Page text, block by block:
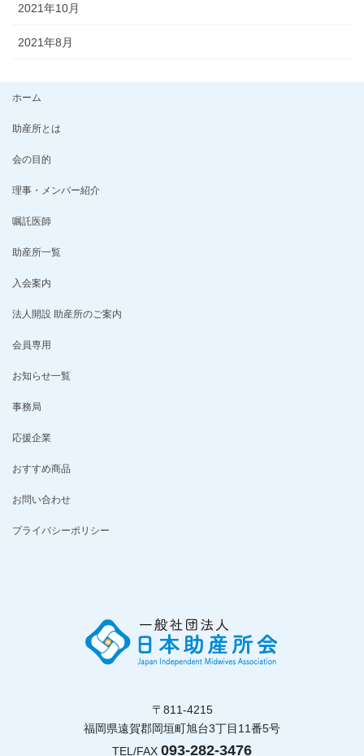
2021年10月
2021年8月
ホーム
助産所とは
会の目的
理事・メンバー紹介
嘱託医師
助産所一覧
入会案内
法人開設 助産所のご案内
会員専用
お知らせ一覧
事務局
応援企業
おすすめ商品
お問い合わせ
プライバシーポリシー
〒811-4215
福岡県遠賀郡岡垣町旭台3丁目11番5号
TEL/FAX 093-282-3476